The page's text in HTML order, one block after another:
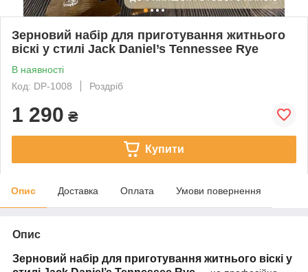
Зерновий набір для приготування житнього
віскі у стилі Jack Daniel’s Tennessee Rye
В наявності
Код: DP-1008
Роздріб
1 290 ₴
Купити
Опис Доставка Оплата Умови повернення
Опис
Зерновий набір для приготування житнього віскі у